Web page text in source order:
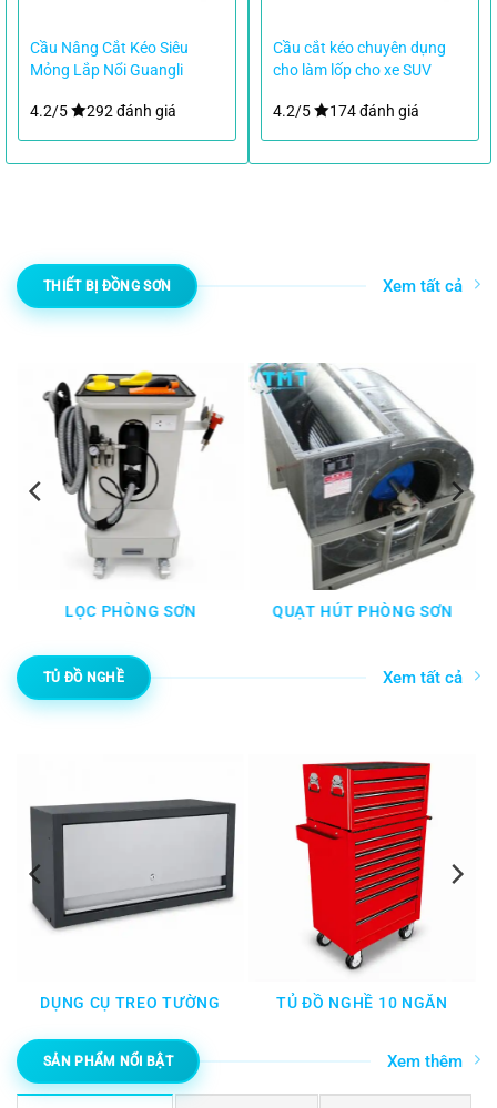
Cầu Nâng Cắt Kéo Siêu
Mỏng Lắp Nổi Guangli
4.2/5
292 đánh giá
Cầu cắt kéo chuyên dụng
cho làm lốp cho xe SUV
4.2/5 174 đánh giá
THIẾT BỊ ĐỒNG SƠN Xem tất cả
QUẠT HÚT PHÒNG SƠN
DỤNG CỤ
TỦ ĐỒ NGHỀ Xem tất cả
DỤNG CỤ TREO TƯỜNG TỦ ĐỒ NGHỀ 10 NGĂN
SẢN PHẨM NỔI BẬT Xem thêm